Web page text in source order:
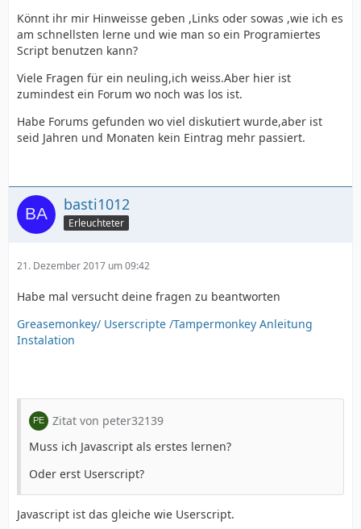
Könnt ihr mir Hinweisse geben ,Links oder sowas ,wie ich es
am schnellsten lerne und wie man so ein Programiertes
Script benutzen kann?
Viele Fragen für ein neuling,ich weiss.Aber hier ist
zumindest ein Forum wo noch was los ist.
Habe Forums gefunden wo viel diskutiert wurde,aber ist
seid Jahren und Monaten kein Eintrag mehr passiert.
basti1012
Erleuchteter
21. Dezember 2017 um 09:42
Habe mal versucht deine fragen zu beantworten
Greasemonkey/ Userscripte /Tampermonkey Anleitung
Instalation
Zitat von peter32139
Muss ich Javascript als erstes lernen?
Oder erst Userscript?
Javascript ist das gleiche wie Userscript.